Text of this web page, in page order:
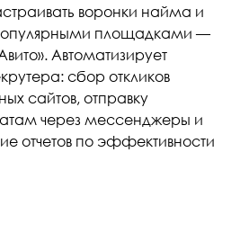
воронки найма и
популярными площадками —
Автоматизирует
сбор откликов
сайтов, отправку
через мессенджеры и
отчетов по эффективности